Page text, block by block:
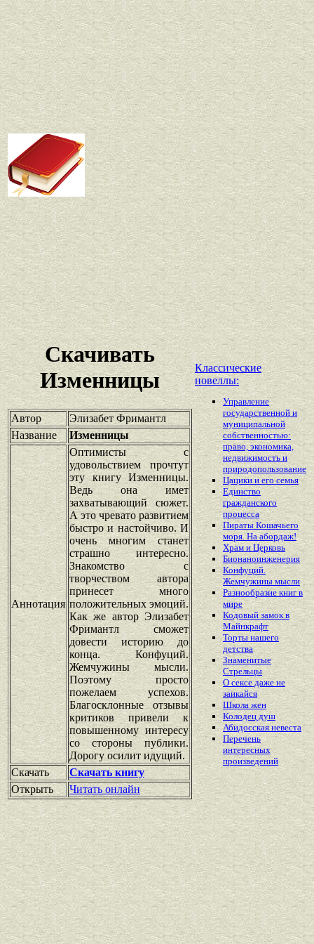
Скачивать
Изменницы
Автор
Элизабет Фримантл
Название
Изменницы
Аннотация
Оптимисты с
удовольствием прочтут
эту книгу Изменницы.
Ведь она имет
захватывающий сюжет.
А это чревато развитием
быстро и настойчиво. И
очень многим станет
страшно интересно.
Знакомство с
творчеством автора
принесет много
положительных эмоций.
Как же автор Элизабет
Фримантл сможет
довести историю до
конца. Конфуций.
Жемчужины мысли.
Поэтому просто
пожелаем успехов.
Благосклонные отзывы
критиков привели к
повышенному интересу
со стороны публики.
Дорогу осилит идущий.
Скачать
Скачать книгу
Открыть
Читать онлайн
Классические
новеллы:
Управление
государственной и
муниципальной
собственностью:
право, экономика,
недвижимость и
природопользование
Цацики и его семья
Единство
гражданского
процесса
Пираты Кошачьего
моря. На абордаж!
Храм и Церковь
Бионаноинженерия
Конфуций.
Жемчужины мысли
Разнообразие книг в
мире
Кодовый замок в
Майнкрафт
Торты нашего
детства
Знаменитые
Стрельцы
О сексе даже не
заикайся
Школа жен
Колодец душ
Абидосская невеста
Перечень
интересных
произведений